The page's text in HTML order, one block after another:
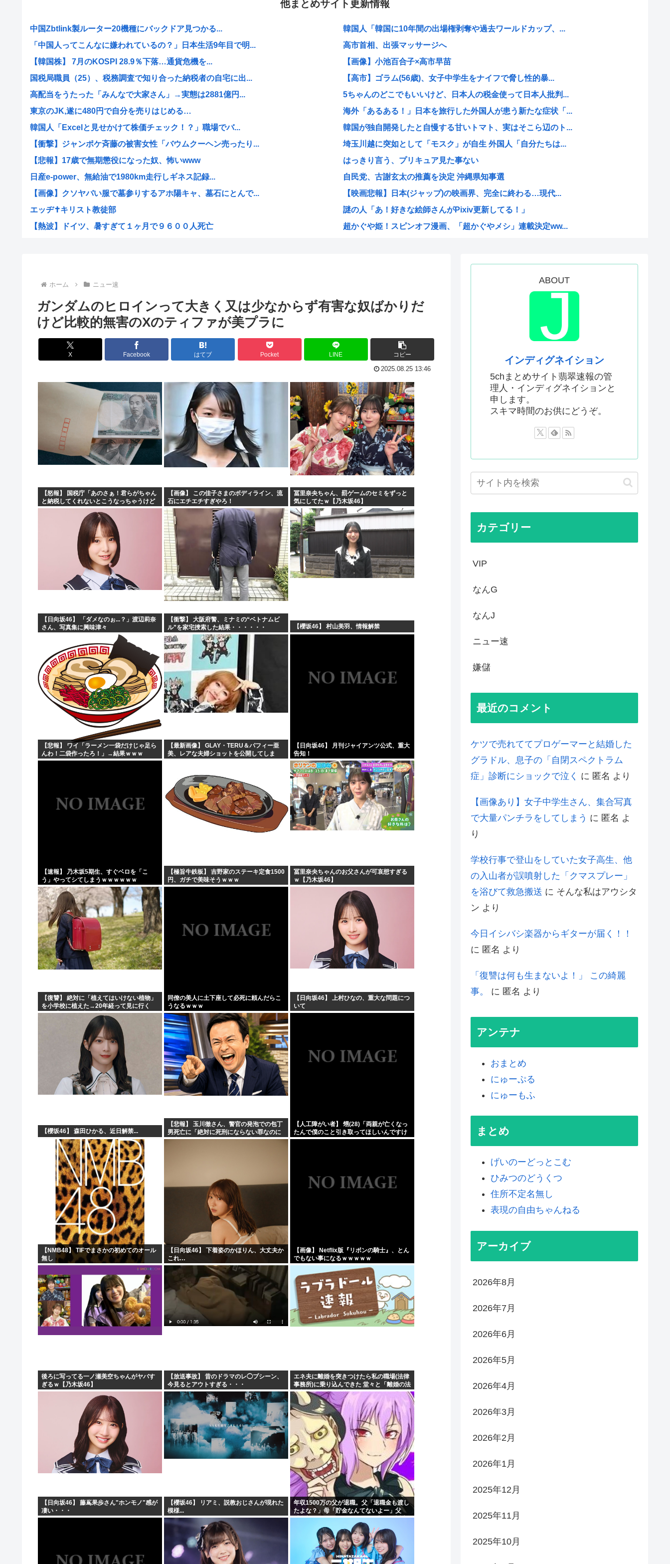
他まとめサイト更新情報
中国Zbtlink製ルーター20機種にバックドア見つかる...
「中国人ってこんなに嫌われているの？」日本生活9年目で明...
【韓国株】 7月のKOSPI 28.9％下落…通貨危機を...
国税局職員（25）、税務調査で知り合った納税者の自宅に出...
高配当をうたった「みんなで大家さん」→実態は2881億円...
東京のJK,遂に480円で自分を売りはじめる…
韓国人「Excelと見せかけて株価チェック！？」職場でバ...
【衝撃】ジャンポケ斉藤の被害女性「バウムクーヘン売ったり...
【悲報】17歳で無期懲役になった奴、怖いwww
日産e-power、無給油で1980km走行しギネス記録...
【画像】クソヤバい服で墓参りするアホ陽キャ、墓石にとんで...
エッヂ✝️キリスト教徒部
【熱波】ドイツ、暑すぎて１ヶ月で９６００人死亡
3大もらって困るもの「釣った魚」「プリザーブドフラワー」
【画像】 松屋、食器の仕分けまでセルフに
GACKTや小沢仁志の「セリフが聞き取れない」 日本語作...
【参政党】神谷代表、食料品の消費減税「天下の愚策だ」と批...
ホリエモン「面接でさ、納豆パックの薄いフィルムって何のた...
【衝撃】れいわ新選組、「いのちの党」に党名変更 天畠大輔...
【画像】能年玲奈さん、穴あきスカート姿が強すぎてネット騒...
坊さんを今すぐ皆殺しにするべき理由が詰まった画像がこちら
福島県に住む普通の人「助けて、家を赤くしただけで村の人間...
【速報】北海道江別大学生殺人事件、主犯格の川口被告(19...
【悲報】内田りこ「社会に戻りたいです」←これ！
韓国人「韓国に10年間の出場権剥奪や過去ワールドカップ、...
高市首相、出張マッサージへ
【画像】小池百合子×高市早苗
【高市】ゴラム(56歳)、女子中学生をナイフで脅し性的暴...
5ちゃんのどこでもいいけど、日本人の税金使って日本人批判...
海外「あるある！」日本を旅行した外国人が患う新たな症状「...
韓国が独自開発したと自慢する甘いトマト、実はそこら辺のト...
埼玉川越に突如として「モスク」が自生 外国人「自分たちは...
はっきり言う、プリキュア見た事ない
自民党、古謝玄太の推薦を決定 沖縄県知事選
【映画悲報】日本(ジャップ)の映画界、完全に終わる…現代...
謎の人「あ！好きな絵師さんがPixiv更新してる！」
超かぐや姫！スピンオフ漫画、「超かぐやメシ」連載決定ww...
お前らってなんでみぃ山ってなんでアニメ化の前と後で意見が...
ワンピースの「世界に5種しかない飛行能力」発言の謎が遂に...
米農家「60kg作って1万8000円…コストは2万以上…...
井口裕香さん、「ケツ鍛えるより演技力鍛えろよ」とアニメフ...
氷河期世代『ルッキズムが一番酷かったのは00年代、こうい...
海外「日本なんて行くんじゃなかった…」 日本を知ってしま...
ちいかわ映画見てきたんやがバッドエンドすぎん？
熊本県民「俺たち逆らわねえだぁ！自民党様に従いますだぁ！...
お絵描きAIくん、読む本が決まらない、可愛い女の子も作れ...
お前らお盆の準備をしたか？国父安倍晋三が天国から帰ってく...
韓国人「悲報：FIFA会長にさえ2002年W杯で韓国が審...
韓国人「日本のサッカー協会も性接待やってるんじゃないです...
小泉進次郎「北朝鮮に厳重に抗議し、強く非難した」
今期アニメ、無職さよララ乙女怪獣ヤニねこ鉄ジャン天幕きみ...
日本さん食料自給率が過去最低に 25年度37% 主要先進...
ホーム ニュー速
ガンダムのヒロインって大きく又は少なからず有害な奴ばかりだ
けど比較的無害のXのティファが美プラに
X Facebook はてブ Pocket LINE コピー
2025.08.25 13:46
【怒報】 国税庁「あのさぁ！君らがちゃん
と納税してくれないとこうなっちゃうけど
どうする？！」←これw w w w w w w w
【画像】 この佳子さまのボディライン、流
石にエチエチすぎやろ！
冨里奈央ちゃん、罰ゲームのセミをずっと
気にしてたｗ【乃木坂46】
【日向坂46】 「ダメなのぉ...？」渡辺莉奈
さん、写真集に興味津々
【衝撃】 大阪府警、ミナミの“ベトナムビ
ル”を家宅捜索した結果・・・・・・
【櫻坂46】 村山美羽、情報解禁
【悲報】 ワイ「ラーメン一袋だけじゃ足ら
んわ！二袋作ったろ！」→結果ｗｗｗ
【最新画像】 GLAY・TERU＆パフィー亜
美、レアな夫婦ショットを公開してしま
【日向坂46】 月刊ジャイアンツ公式、重大
告知！
【速報】 乃木坂5期生、すぐベロを「こ
う」やってシてしまうｗｗｗｗｗｗ
【極旨牛鉄板】 吉野家のステーキ定食1500
円、ガチで美味そうｗｗｗ
冨里奈央ちゃんのお父さんが可哀想すぎる
ｗ【乃木坂46】
【復讐】 絶対に「植えてはいけない植物」
を小学校に植えた→20年経って見に行く
と…「！？」衝撃の光景が・・・
同僚の美人に土下座して必死に頼んだらこ
うなるｗｗｗ
【日向坂46】 上村ひなの、重大な問題につ
いて
【櫻坂46】 森田ひかる、近日解禁...
【悲報】 玉川徹さん、警官の発泡での包丁
男死亡に「絶対に死刑にならない罪なのに
警察が死刑にした！」 → 元警官のマジレス
【人工障がい者】 甥(28)「両親が亡くなっ
たんで僕のこと引き取ってほしいんですけ
ど！」なんでいい年したヒキニートを引き
【NMB48】 TIFでまさかの初めてのオール
無し
【日向坂46】 下着姿のかほりん、大丈夫か
これ…
【画像】 Netflix版『リボンの騎士』、とん
でもない事になるｗｗｗｗｗ
後ろに写ってる一ノ瀬美空ちゃんがヤバす
ぎるｗ【乃木坂46】
【放送事故】 昔のドラマのレ◯プシーン、
今見るとアウトすぎる・・・
エネ夫に離婚を突きつけたら私の職場(法律
事務所)に乗り込んできた 堂々と「離婚の法
律相談です。母の薦めでこちらに参りまし
た」と言っているが、...
【日向坂46】 藤嶌果歩さん"ホンモノ"感が
凄い・・・
【櫻坂46】 リアミ、説教おじさんが現れた
模様...
年収1500万の父が退職。父「退職金も渡し
たよな？」母「貯金なんてないよー」父
「全部なくなったの！？」→予想外の返事
に家族騒然となり…
ABOUT
インディグネイション
5chまとめサイト翡翠速報の管
理人・インディグネイションと
申します。
スキマ時間のお供にどうぞ。
カテゴリー
VIP
なんG
なんJ
ニュー速
嫌儲
最近のコメント
ケツで売れててプロゲーマーと結婚した
グラドル、息子の「自閉スペクトラム
症」診断にショックで泣く に 匿名 より
【画像あり】女子中学生さん、集合写真
で大量パンチラをしてしまう に 匿名 よ
り
学校行事で登山をしていた女子高生、他
の入山者が誤噴射した「クマスプレー」
を浴びて救急搬送 に そんな私はアウシタ
ン より
今日イシバシ楽器からギターが届く！！
に 匿名 より
「復讐は何も生まないよ！」 この綺麗
事。
に 匿名 より
アンテナ
おまとめ
にゅーぷる
にゅーもふ
まとめ
げいのーどっとこむ
ひみつのどうくつ
住所不定名無し
表現の自由ちゃんねる
アーカイブ
2026年8月
2026年7月
2026年6月
2026年5月
2026年4月
2026年3月
2026年2月
2026年1月
2025年12月
2025年11月
2025年10月